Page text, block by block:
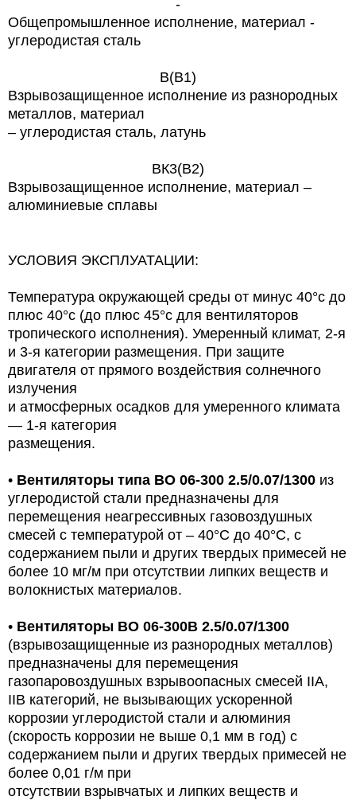
-
Общепромышленное исполнение, материал -
углеродистая сталь
В(В1)
Взрывозащищенное исполнение из разнородных
металлов, материал
– углеродистая сталь, латунь
ВК3(В2)
Взрывозащищенное исполнение, материал –
алюминиевые сплавы
УСЛОВИЯ ЭКСПЛУАТАЦИИ:
Температура окружающей среды от минус 40°с до
плюс 40°с (до плюс 45°с для вентиляторов
тропического исполнения). Умеренный климат, 2-я
и 3-я категории размещения. При защите
двигателя от прямого воздействия солнечного
излучения
и атмосферных осадков для умеренного климата
— 1-я категория
размещения.
• Вентиляторы типа ВО 06-300 2.5/0.07/1300 из
углеродистой стали предназначены для
перемещения неагрессивных газовоздушных
смесей с температурой от – 40°C до 40°C, с
содержанием пыли и других твердых примесей не
более 10 мг/м при отсутствии липких веществ и
волокнистых материалов.
• Вентиляторы ВО 06-300В 2.5/0.07/1300
(взрывозащищенные из разнородных металлов)
предназначены для перемещения
газопаровоздушных взрывоопасных смесей IIA,
IIB категорий, не вызывающих ускоренной
коррозии углеродистой стали и алюминия
(скорость коррозии не выше 0,1 мм в год) с
содержанием пыли и других твердых примесей не
более 0,01 г/м при
отсутствии взрывчатых и липких веществ и